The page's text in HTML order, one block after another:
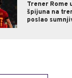
Trener Rome
špijuna na
poslao